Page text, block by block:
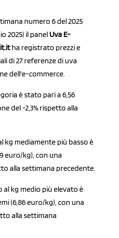
numero 6 del 2025
2025) il panel Uva E-
ha registrato prezzi e
di 27 referenze di uva
dell'e-commerce.
è stato pari a 6,56
del -2,3% rispetto alla
kg mediamente più basso è
euro/kg), con una
alla settimana precedente.
al kg medio più elevato è
(6,86 euro/kg), con una
alla settimana